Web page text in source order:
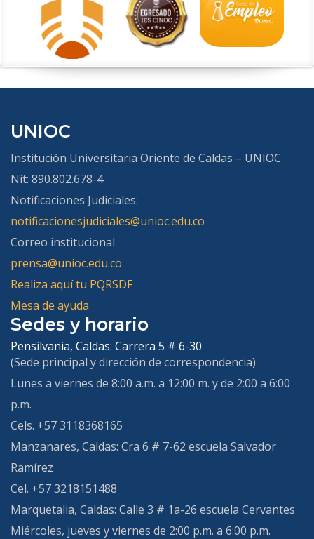
UNIOC
Institución Universitaria Oriente de Caldas – UNIOC
Nit: 890.802.678-4
Notificaciones Judiciales:
notificacionesjudiciales@unioc.edu.co
Correo institucional
prensa@unioc.edu.co
Realiza aquí tu PQRSDF
Mesa de ayuda
Sedes y horario
Pensilvania, Caldas: Carrera 5 # 6-30
(Sede principal y dirección de correspondencia)
Lunes a viernes de 8:00 a.m. a 12:00 m. y de 2:00 a 6:00
p.m.
Cels. +57 3118368165
Manzanares, Caldas: Cra 6 # 7-62 escuela Salvador
Ramírez
Cel. +57 3218151488
Marquetalia, Caldas: Calle 3 # 1a-26 escuela Cervantes
Miércoles, jueves y viernes de 2:00 p.m. a 6:00 p.m.